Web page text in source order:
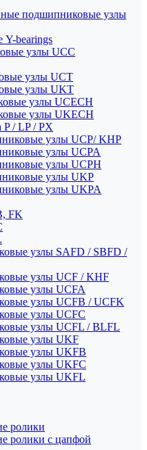
подшипниковые узлы
Y-bearings
узлы UCC
узлы UCT
узлы UKT
узлы UCECH
узлы UKECH
P / LP / PX
узлы UCP/ KHP
узлы UCPA
узлы UCPH
узлы UKP
узлы UKPA
FK
узлы SAFD / SBFD /
узлы UCF / KHF
узлы UCFA
узлы UCFB / UCFK
узлы UCFC
узлы UCFL / BLFL
узлы UKF
узлы UKFB
узлы UKFC
узлы UKFL
ролики
ролики с цапфой